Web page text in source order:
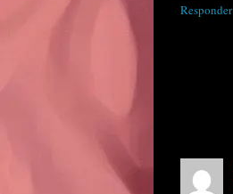
Responder